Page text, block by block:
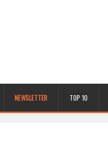
NEWSLETTER TOP 10